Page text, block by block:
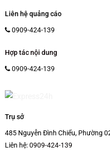
Liên hệ quảng cáo
0909-424-139
Hợp tác nội dung
0909-424-139
Trụ sở
485 Nguyễn Đình Chiểu, Phường
Liên hệ:0909-424-139